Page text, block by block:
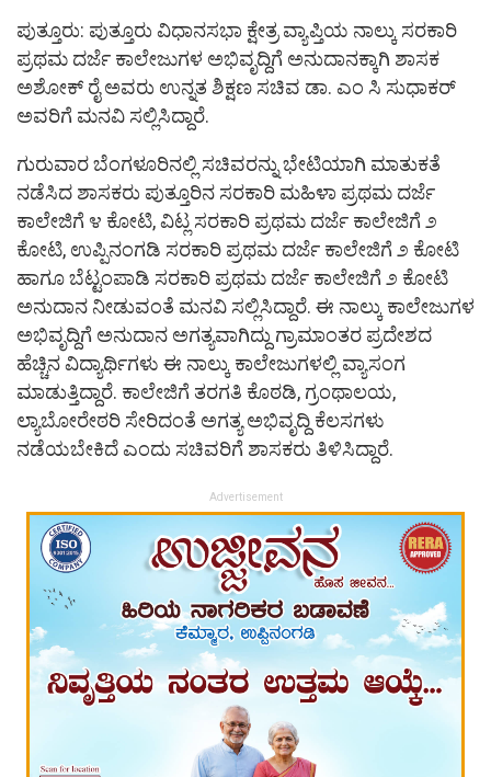
ಪುತ್ತೂರು: ಪುತ್ತೂರು ವಿಧಾನಸಭಾ ಕ್ಷೇತ್ರ ವ್ಯಾಪ್ತಿಯ ನಾಲ್ಕು ಸರಕಾರಿ
ಪ್ರಥಮ ದರ್ಜೆ ಕಾಲೇಜುಗಳ ಅಭಿವೃದ್ದಿಗೆ ಅನುದಾನಕ್ಕಾಗಿ ಶಾಸಕ
ಅಶೋಕ್ ರೈ ಅವರು ಉನ್ನತ ಶಿಕ್ಷಣ ಸಚಿವ ಡಾ. ಎಂ ಸಿ ಸುಧಾಕರ್
ಅವರಿಗೆ ಮನವಿ ಸಲ್ಲಿಸಿದ್ದಾರೆ.
ಗುರುವಾರ ಬೆಂಗಳೂರಿನಲ್ಲಿ ಸಚಿವರನ್ನು ಭೇಟಿಯಾಗಿ ಮಾತುಕತೆ
ನಡೆಸಿದ ಶಾಸಕರು ಪುತ್ತೂರಿನ ಸರಕಾರಿ ಮಹಿಳಾ ಪ್ರಥಮ ದರ್ಜೆ
ಕಾಲೇಜಿಗೆ ೪ ಕೋಟಿ, ವಿಟ್ಲ ಸರಕಾರಿ ಪ್ರಥಮ ದರ್ಜೆ ಕಾಲೇಜಿಗೆ ೨
ಕೋಟಿ, ಉಪ್ಪಿನಂಗಡಿ ಸರಕಾರಿ ಪ್ರಥಮ ದರ್ಜೆ ಕಾಲೇಜಿಗೆ ೨ ಕೋಟಿ
ಹಾಗೂ ಬೆಟ್ಟಂಪಾಡಿ ಸರಕಾರಿ ಪ್ರಥಮ ದರ್ಜೆ ಕಾಲೇಜಿಗೆ ೨ ಕೋಟಿ
ಅನುದಾನ ನೀಡುವಂತೆ ಮನವಿ ಸಲ್ಲಿಸಿದ್ದಾರೆ. ಈ ನಾಲ್ಕು ಕಾಲೇಜುಗಳ
ಅಭಿವೃದ್ದಿಗೆ ಅನುದಾನ ಅಗತ್ಯವಾಗಿದ್ದು ಗ್ರಾಮಾಂತರ ಪ್ರದೇಶದ
ಹೆಚ್ಚಿನ ವಿದ್ಯಾರ್ಥಿಗಳು ಈ ನಾಲ್ಕು ಕಾಲೇಜುಗಳಲ್ಲಿ ವ್ಯಾಸಂಗ
ಮಾಡುತ್ತಿದ್ದಾರೆ. ಕಾಲೇಜಿಗೆ ತರಗತಿ ಕೊಠಡಿ, ಗ್ರಂಥಾಲಯ,
ಲ್ಯಾಬೋರೇಠರಿ ಸೇರಿದಂತೆ ಅಗತ್ಯ ಅಭಿವೃದ್ದಿ ಕೆಲಸಗಳು
ನಡೆಯಬೇಕಿದೆ ಎಂದು ಸಚಿವರಿಗೆ ಶಾಸಕರು ತಿಳಿಸಿದ್ದಾರೆ.
Advertisement